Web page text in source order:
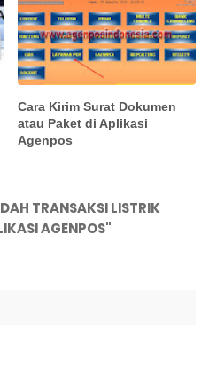
Cara Kirim Surat Dokumen
atau Paket di Aplikasi
Agenpos
TRANSAKSI LISTRIK
AGENPOS"